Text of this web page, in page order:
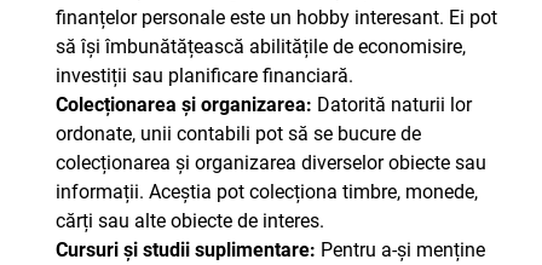
finanțelor personale este un hobby interesant. Ei pot
să își îmbunătățească abilitățile de economisire,
investiții sau planificare financiară.
Colecționarea și organizarea: Datorită naturii lor
ordonate, unii contabili pot să se bucure de
colecționarea și organizarea diverselor obiecte sau
informații. Aceștia pot colecționa timbre, monede,
cărți sau alte obiecte de interes.
Cursuri și studii suplimentare: Pentru a-și menține